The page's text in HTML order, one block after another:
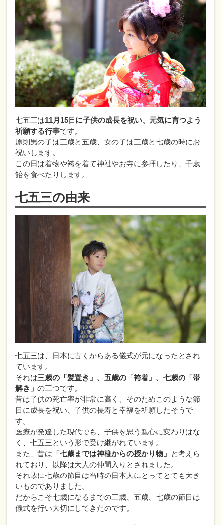
七五三は11月15日に子供の成長を祝い、元気に育つよう
祈願する行事です。
原則男の子は三歳と五歳、女の子は三歳と七歳の時にお
祝いします。
この日は着物や袴を着て神社やお寺に参拝したり、千歳
飴を食べたりします。
七五三の由来
七五三は、日本に古くからある儀式が元になったとされ
ています。
それは三歳の「髪置き」、五歳の「袴着」、七歳の「帯
解き」 の三つです。
昔は子供の死亡率が非常に高く、そのためこのような節
目に成長を祝い、子供の長寿と幸福を祈願したそうで
す。
医療が発達した現代でも、子供を思う親心に変わりはな
く、七五三という形で受け継がれています。
また、昔は 「七歳までは神様からの授かり物」 と考えら
れており、以降は大人の仲間入りとされました。
それ故に七歳の節目は当時の日本人にとってとても大き
いものでありました。
だからこそ七歳になるまでの三歳、五歳、七歳の節目は
儀式を行い大切にしてきたのです。